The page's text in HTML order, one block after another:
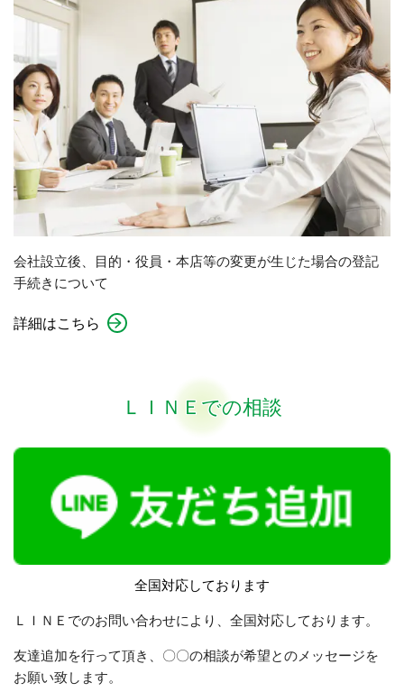
会社設立後、目的・役員・本店等の変更が生じた場合の登記
手続きについて
詳細はこちら
ＬＩＮＥでの相談
全国対応しております
ＬＩＮＥでのお問い合わせにより、全国対応しております。
友達追加を行って頂き、〇〇の相談が希望とのメッセージを
お願い致します。